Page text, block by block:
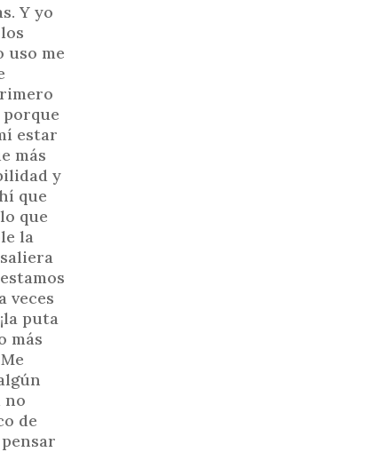
Y yo
uso me
porque
estar
más
y
que
que
la
veces
puta
más
no
de